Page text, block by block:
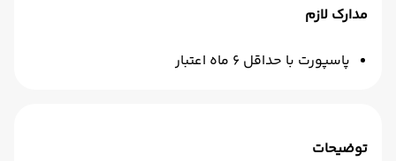
مدارک لازم
پاسپورت با حداقل 6 ماه اعتبار
توضیحات